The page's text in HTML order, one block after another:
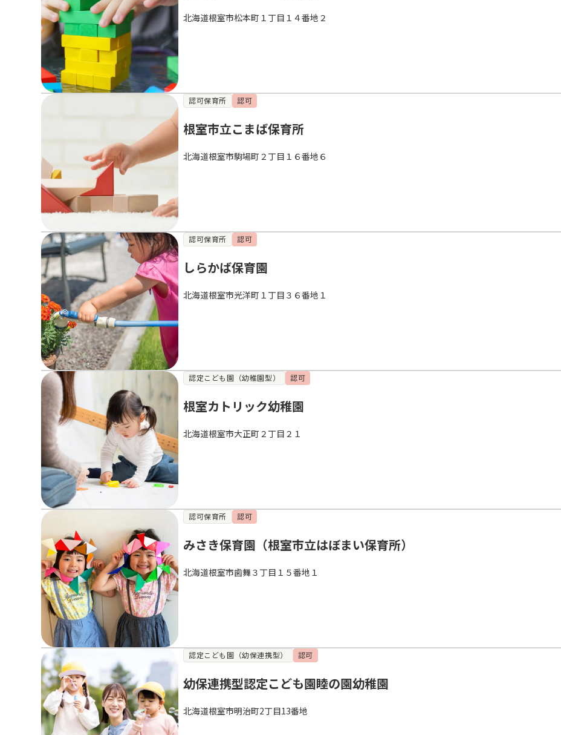
北海道根室市松本町１丁目１４番地２
認可保育所 認可
根室市立こまば保育所
北海道根室市駒場町２丁目１６番地６
認可保育所 認可
しらかば保育園
北海道根室市光洋町１丁目３６番地１
認定こども園（幼稚園型） 認可
根室カトリック幼稚園
北海道根室市大正町２丁目２１
認可保育所 認可
みさき保育園（根室市立はぼまい保育所）
北海道根室市歯舞３丁目１５番地１
認定こども園（幼保連携型） 認可
幼保連携型認定こども園睦の園幼稚園
北海道根室市明治町2丁目13番地